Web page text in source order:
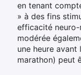
en tenant
» à des fins
efficacité neuro-
modérée
une heure avant
marathon) peut